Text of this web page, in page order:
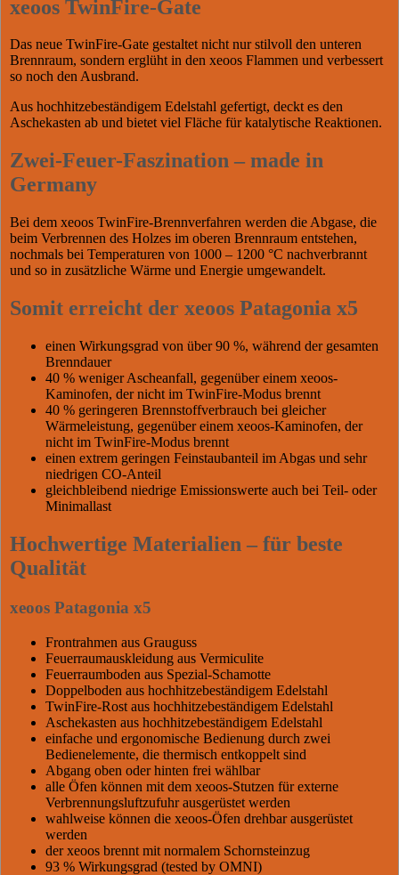
xeoos TwinFire-Gate
Das neue TwinFire-Gate gestaltet nicht nur stilvoll den unteren
Brennraum, sondern erglüht in den xeoos Flammen und verbessert
so noch den Ausbrand.
Aus hochhitzebeständigem Edelstahl gefertigt, deckt es den
Aschekasten ab und bietet viel Fläche für katalytische Reaktionen.
Zwei-Feuer-Faszination – made in
Germany
Bei dem xeoos TwinFire-Brennverfahren werden die Abgase, die
beim Verbrennen des Holzes im oberen Brennraum entstehen,
nochmals bei Temperaturen von 1000 – 1200 °C nachverbrannt
und so in zusätzliche Wärme und Energie umgewandelt.
Somit erreicht der xeoos Patagonia x5
einen Wirkungsgrad von über 90 %, während der gesamten
Brenndauer
40 % weniger Ascheanfall, gegenüber einem xeoos-
Kaminofen, der nicht im TwinFire-Modus brennt
40 % geringeren Brennstoffverbrauch bei gleicher
Wärmeleistung, gegenüber einem xeoos-Kaminofen, der
nicht im TwinFire-Modus brennt
einen extrem geringen Feinstaubanteil im Abgas und sehr
niedrigen CO-Anteil
gleichbleibend niedrige Emissionswerte auch bei Teil- oder
Minimallast
Hochwertige Materialien – für beste
Qualität
xeoos Patagonia x5
Frontrahmen aus Grauguss
Feuerraumauskleidung aus Vermiculite
Feuerraumboden aus Spezial-Schamotte
Doppelboden aus hochhitzebeständigem Edelstahl
TwinFire-Rost aus hochhitzebeständigem Edelstahl
Aschekasten aus hochhitzebeständigem Edelstahl
einfache und ergonomische Bedienung durch zwei
Bedienelemente, die thermisch entkoppelt sind
Abgang oben oder hinten frei wählbar
alle Öfen können mit dem xeoos-Stutzen für externe
Verbrennungsluftzufuhr ausgerüstet werden
wahlweise können die xeoos-Öfen drehbar ausgerüstet
werden
der xeoos brennt mit normalem Schornsteinzug
93 % Wirkungsgrad (tested by OMNI)